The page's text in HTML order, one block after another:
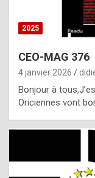
2025
CEO-MAG 376
4 janvier 2026
Bonjour à
Oriciennes vont